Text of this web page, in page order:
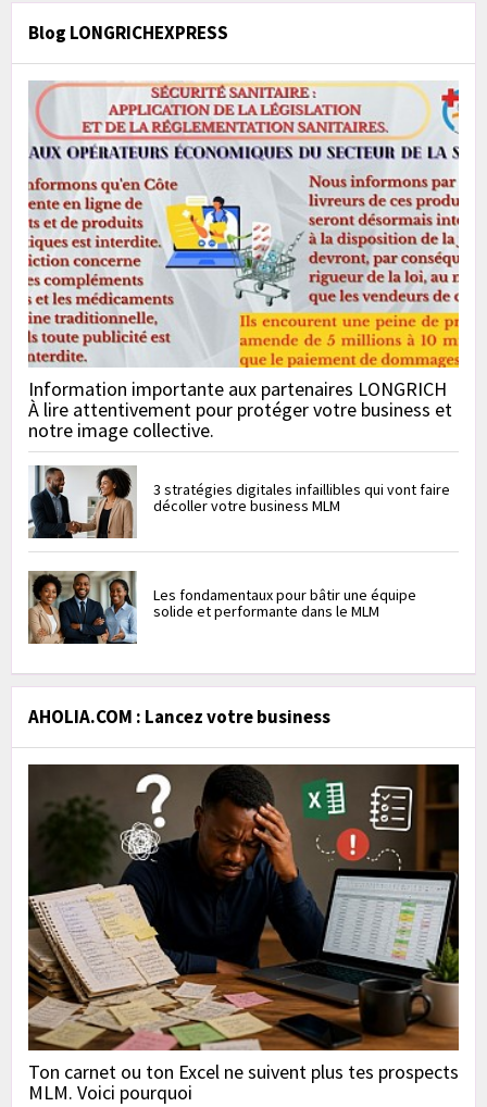
Blog LONGRICHEXPRESS
Information importante aux partenaires LONGRICH
À lire attentivement pour protéger votre business et
notre image collective.
3 stratégies digitales infaillibles qui vont faire
décoller votre business MLM
Les fondamentaux pour bâtir une équipe
solide et performante dans le MLM
AHOLIA.COM : Lancez votre business
Ton carnet ou ton Excel ne suivent plus tes prospects
MLM. Voici pourquoi